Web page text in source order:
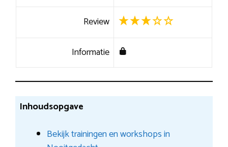
Review
Informatie
Inhoudsopgave
Bekijk trainingen en workshops in